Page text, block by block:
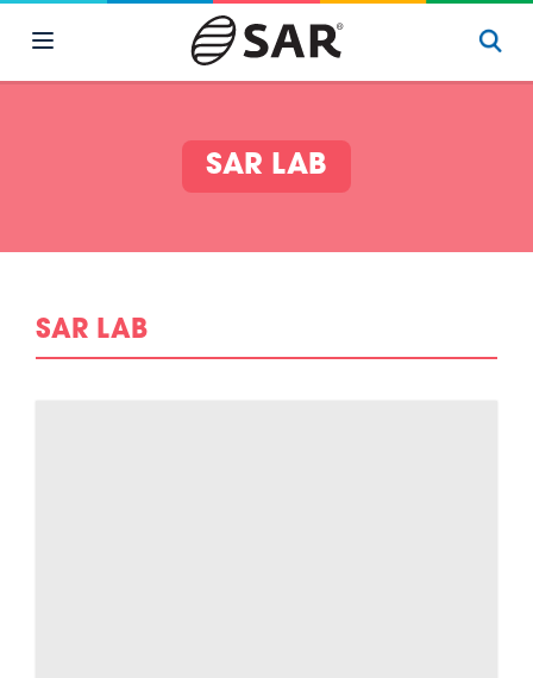
SAR LAB
SAR LAB